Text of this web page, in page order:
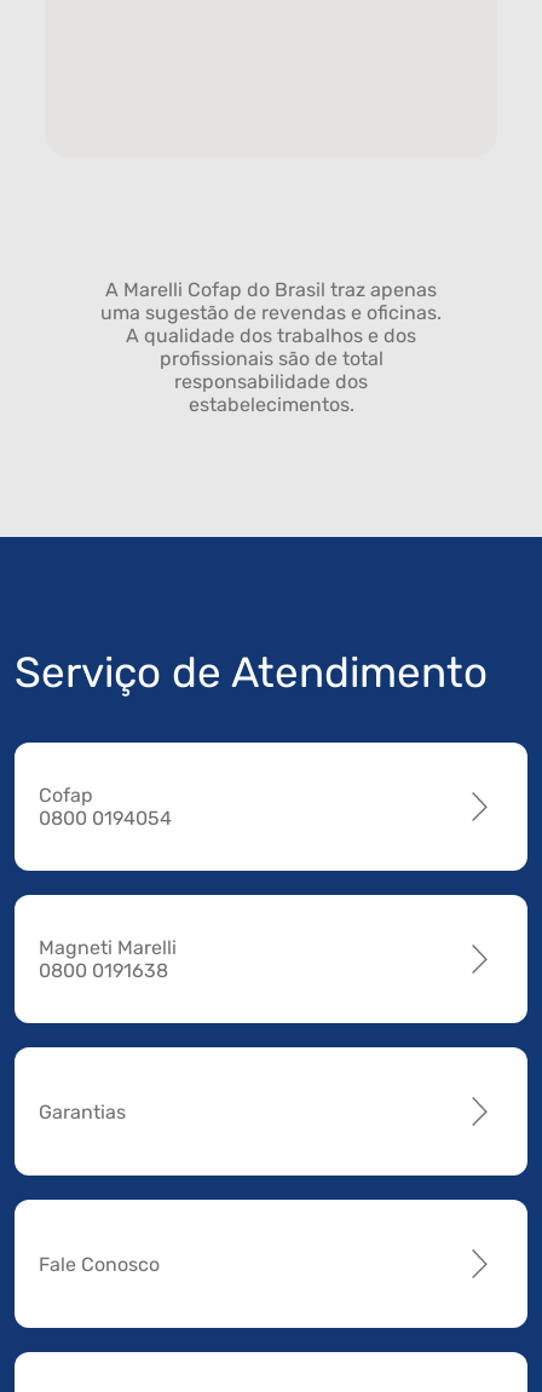
A Marelli Cofap do Brasil traz apenas
uma sugestão de revendas e oficinas.
A qualidade dos trabalhos e dos
profissionais são de total
responsabilidade dos
estabelecimentos.
Serviço de Atendimento
Cofap
0800 0194054
Magneti Marelli
0800 0191638
Garantias
Fale Conosco